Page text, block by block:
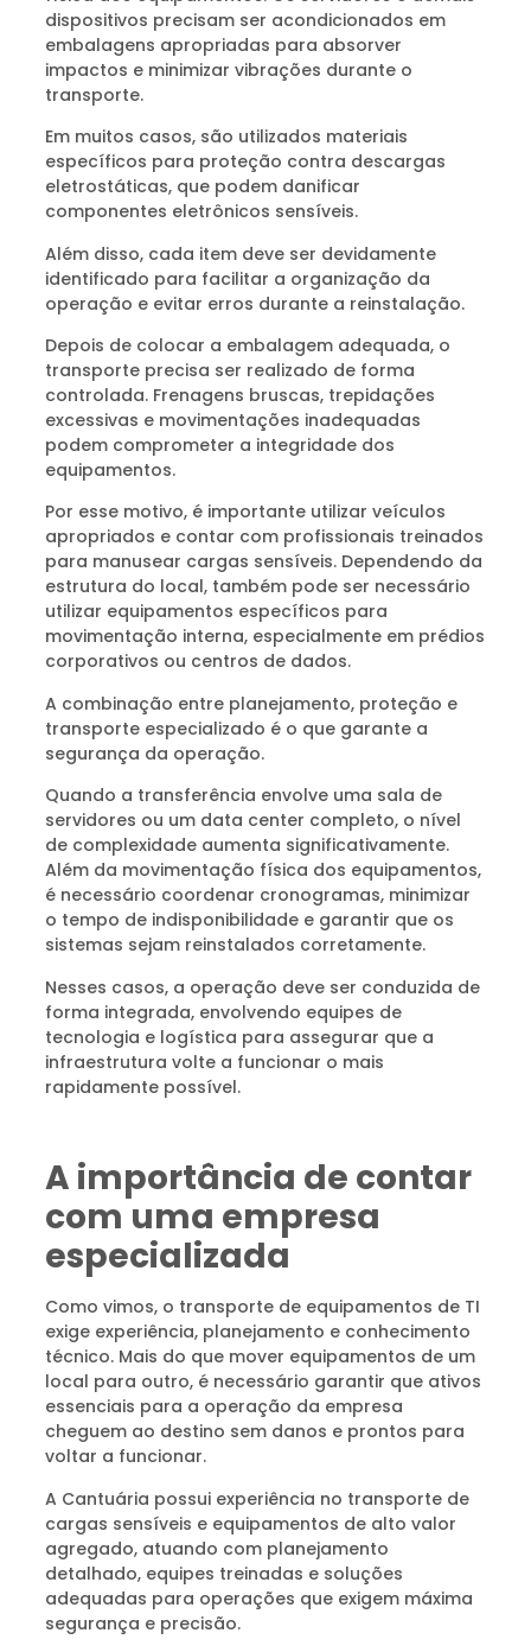
dispositivos precisam ser acondicionados em
embalagens apropriadas para absorver
impactos e minimizar vibrações durante o
transporte.
Em muitos casos, são utilizados materiais
específicos para proteção contra descargas
eletrostáticas, que podem danificar
componentes eletrônicos sensíveis.
Além disso, cada item deve ser devidamente
identificado para facilitar a organização da
operação e evitar erros durante a reinstalação.
Depois de colocar a embalagem adequada, o
transporte precisa ser realizado de forma
controlada. Frenagens bruscas, trepidações
excessivas e movimentações inadequadas
podem comprometer a integridade dos
equipamentos.
Por esse motivo, é importante utilizar veículos
apropriados e contar com profissionais treinados
para manusear cargas sensíveis. Dependendo da
estrutura do local, também pode ser necessário
utilizar equipamentos específicos para
movimentação interna, especialmente em prédios
corporativos ou centros de dados.
A combinação entre planejamento, proteção e
transporte especializado é o que garante a
segurança da operação.
Quando a transferência envolve uma sala de
servidores ou um data center completo, o nível
de complexidade aumenta significativamente.
Além da movimentação física dos equipamentos,
é necessário coordenar cronogramas, minimizar
o tempo de indisponibilidade e garantir que os
sistemas sejam reinstalados corretamente.
Nesses casos, a operação deve ser conduzida de
forma integrada, envolvendo equipes de
tecnologia e logística para assegurar que a
infraestrutura volte a funcionar o mais
rapidamente possível.
A importância de contar
com uma empresa
especializada
Como vimos, o transporte de equipamentos de TI
exige experiência, planejamento e conhecimento
técnico. Mais do que mover equipamentos de um
local para outro, é necessário garantir que ativos
essenciais para a operação da empresa
cheguem ao destino sem danos e prontos para
voltar a funcionar.
A Cantuária possui experiência no transporte de
cargas sensíveis e equipamentos de alto valor
agregado, atuando com planejamento
detalhado, equipes treinadas e soluções
adequadas para operações que exigem máxima
segurança e precisão.